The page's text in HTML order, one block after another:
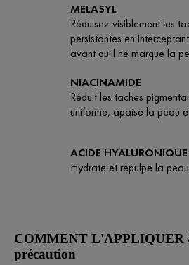
MELASYL
Réduisez visiblement les
persistantes en
avant qu'il ne marque la
NIACINAMIDE
Réduit les taches
uniforme, apaise la peau
ACIDE HYALURONIQUE
Hydrate et repulpe la
COMMENT L'APPLIQUER
précaution